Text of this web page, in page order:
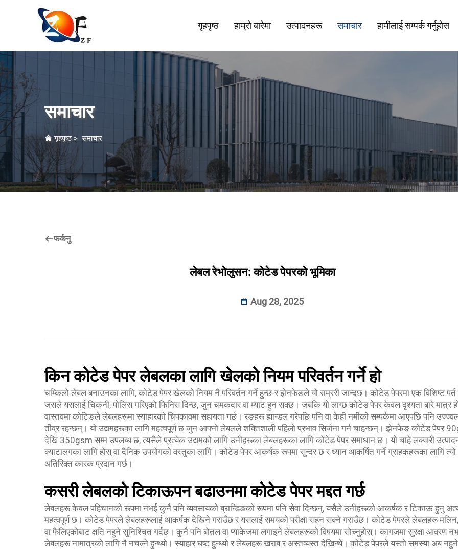
गृहपृष्ठ हाम्रो बारेमा उत्पादनहरू समाचार हामीलाई सम्पर्क गर्नुहोस
समाचार
गृहपृष्ठ>समाचार
फर्कनु
लेबल रेभोलुसन: कोटेड पेपरको भूमिका
Aug 28, 2025
किन कोटेड पेपर लेबलका लागि खेलको नियम परिवर्तन गर्ने हो
चम्किलो लेबल बनाउनका लागि, कोटेड पेपर खेलको नियम नै परिवर्तन गर्ने हुन्छ-र झेनफेङले यो राम्ररी जान्दछ। कोटेड पेपरमा एक विशिष्ट पर्त
जसले यसलाई चिकनी, पोलिस गरिएको फिनिस दिन्छ, जुन चमकदार वा म्याट हुन सक्छ। जबकि यो लाग्छ कोटेड पेपर केवल दृश्यता बारे मात्र
वास्तवमा कोटिङले लेबलहरूमा स्याहारको चिपकावमा सहायता गर्छ। रङहरू ह्यान्डल गरेपछि पनि वा केही नमीको सम्पर्कमा आएपछि पनि
तीव्र रहन्छन्। यो उद्यमहरूका लागि महत्वपूर्ण छ जुन आफ्नो लेबलले शक्तिशाली पहिलो प्रभाव सिर्जना गर्न चाहन्छन्। झेनफेङ कोटेड पेपर
देखि 350gsm सम्म उपलब्ध छ, त्यसैले प्रत्येक उद्यमको लागि उनीहरूका लेबलहरूका लागि कोटेड पेपर समाधान छ। यो चाहे लक्जरी
क्याटालगका लागि होस् वा दैनिक उपयोगको वस्तुका लागि। कोटेड पेपर आकर्षक रूपमा सुन्दर छ र ध्यान आकर्षित गर्ने ग्राहकहरूका लागि त्यो
अतिरिक्त कारक प्रदान गर्छ।
कसरी लेबलको टिकाऊपन बढाउनमा कोटेड पेपर मद्दत गर्छ
लेबलहरू केवल पहिचानको रूपमा नभई कुनै पनि व्यवसायको ब्रान्डिङको रूपमा पनि सेवा दिन्छन्, यसैले उनीहरूको आकर्षक र टिकाऊ हुनु
महत्वपूर्ण छ। कोटेड पेपरले लेबलहरूलाई आकर्षक देखिने गराउँछ र यसलाई समयको परीक्षा सहन सक्ने गराउँछ। कोटेड पेपरले लेबलहरू
वा फैलिएकोबाट क्षति नहुने सुनिश्चित गर्दछ। कुनै पनि बोतल वा प्याकेजमा लगाइने लेबलहरूको विषयमा सोच्नुहोस्। कागजमा सुरक्षा आवरण
लेबलहरू नामात्रको लागि नै नचल्ने हुन्थ्यो। स्याहार घष्ट हुन्थ्यो र लेबलहरू खराब र अस्तव्यस्त देखिन्थे। कोटेड पेपरले यस्तो समस्या अब नहुने